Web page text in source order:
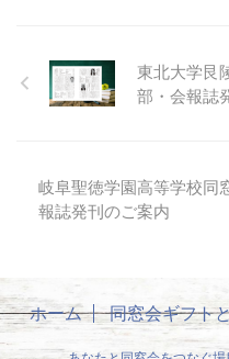
東北大学艮
部・会報誌
岐阜聖徳学園高等学校同
報誌発刊のご案内
ホーム 同窓会ギフト